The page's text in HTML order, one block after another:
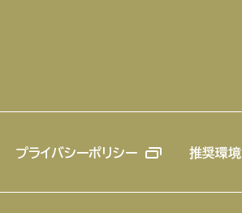
プライバシーポリシー 推奨環境